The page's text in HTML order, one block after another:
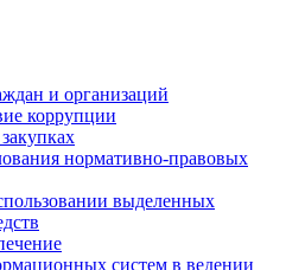
и организаций
коррупции
нормативно-правовых
выделенных
систем в ведении